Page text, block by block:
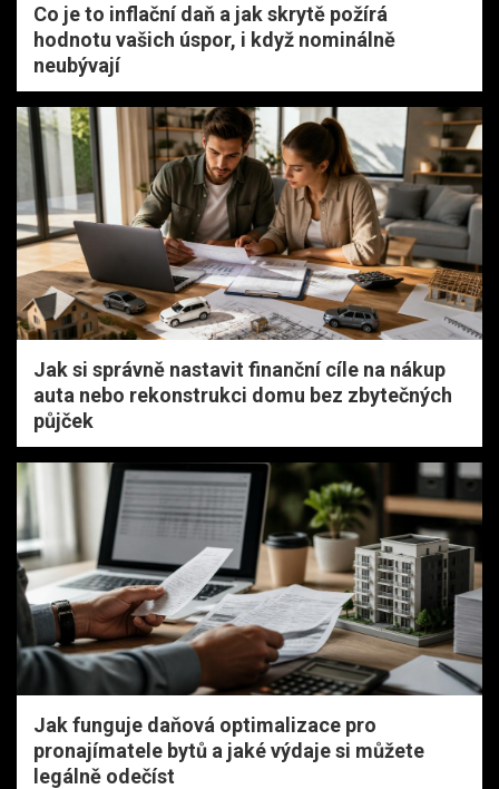
Co je to inflační daň a jak skrytě požírá
hodnotu vašich úspor, i když nominálně
neubývají
Jak si správně nastavit finanční cíle na nákup
auta nebo rekonstrukci domu bez zbytečných
půjček
Jak funguje daňová optimalizace pro
pronajímatele bytů a jaké výdaje si můžete
legálně odečíst